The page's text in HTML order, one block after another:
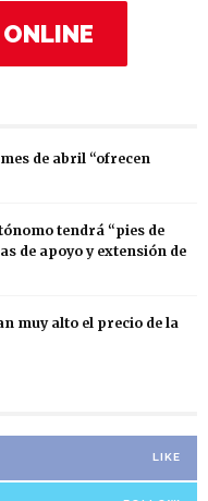
ONLINE
de abril “ofrecen
tendrá “pies de
de apoyo y extensión de
muy alto el precio de la
LIKE